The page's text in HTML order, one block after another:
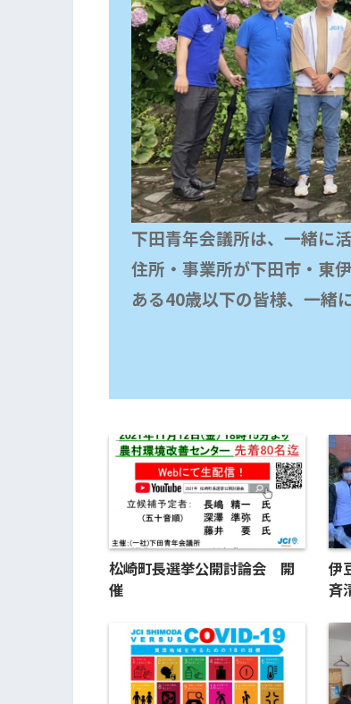
下田青年会議所は、一緒に
住所・事業所が下田市・東
ある40歳以下の皆様、一緒
松崎町長選挙公開討論会 開
催
伊
斉